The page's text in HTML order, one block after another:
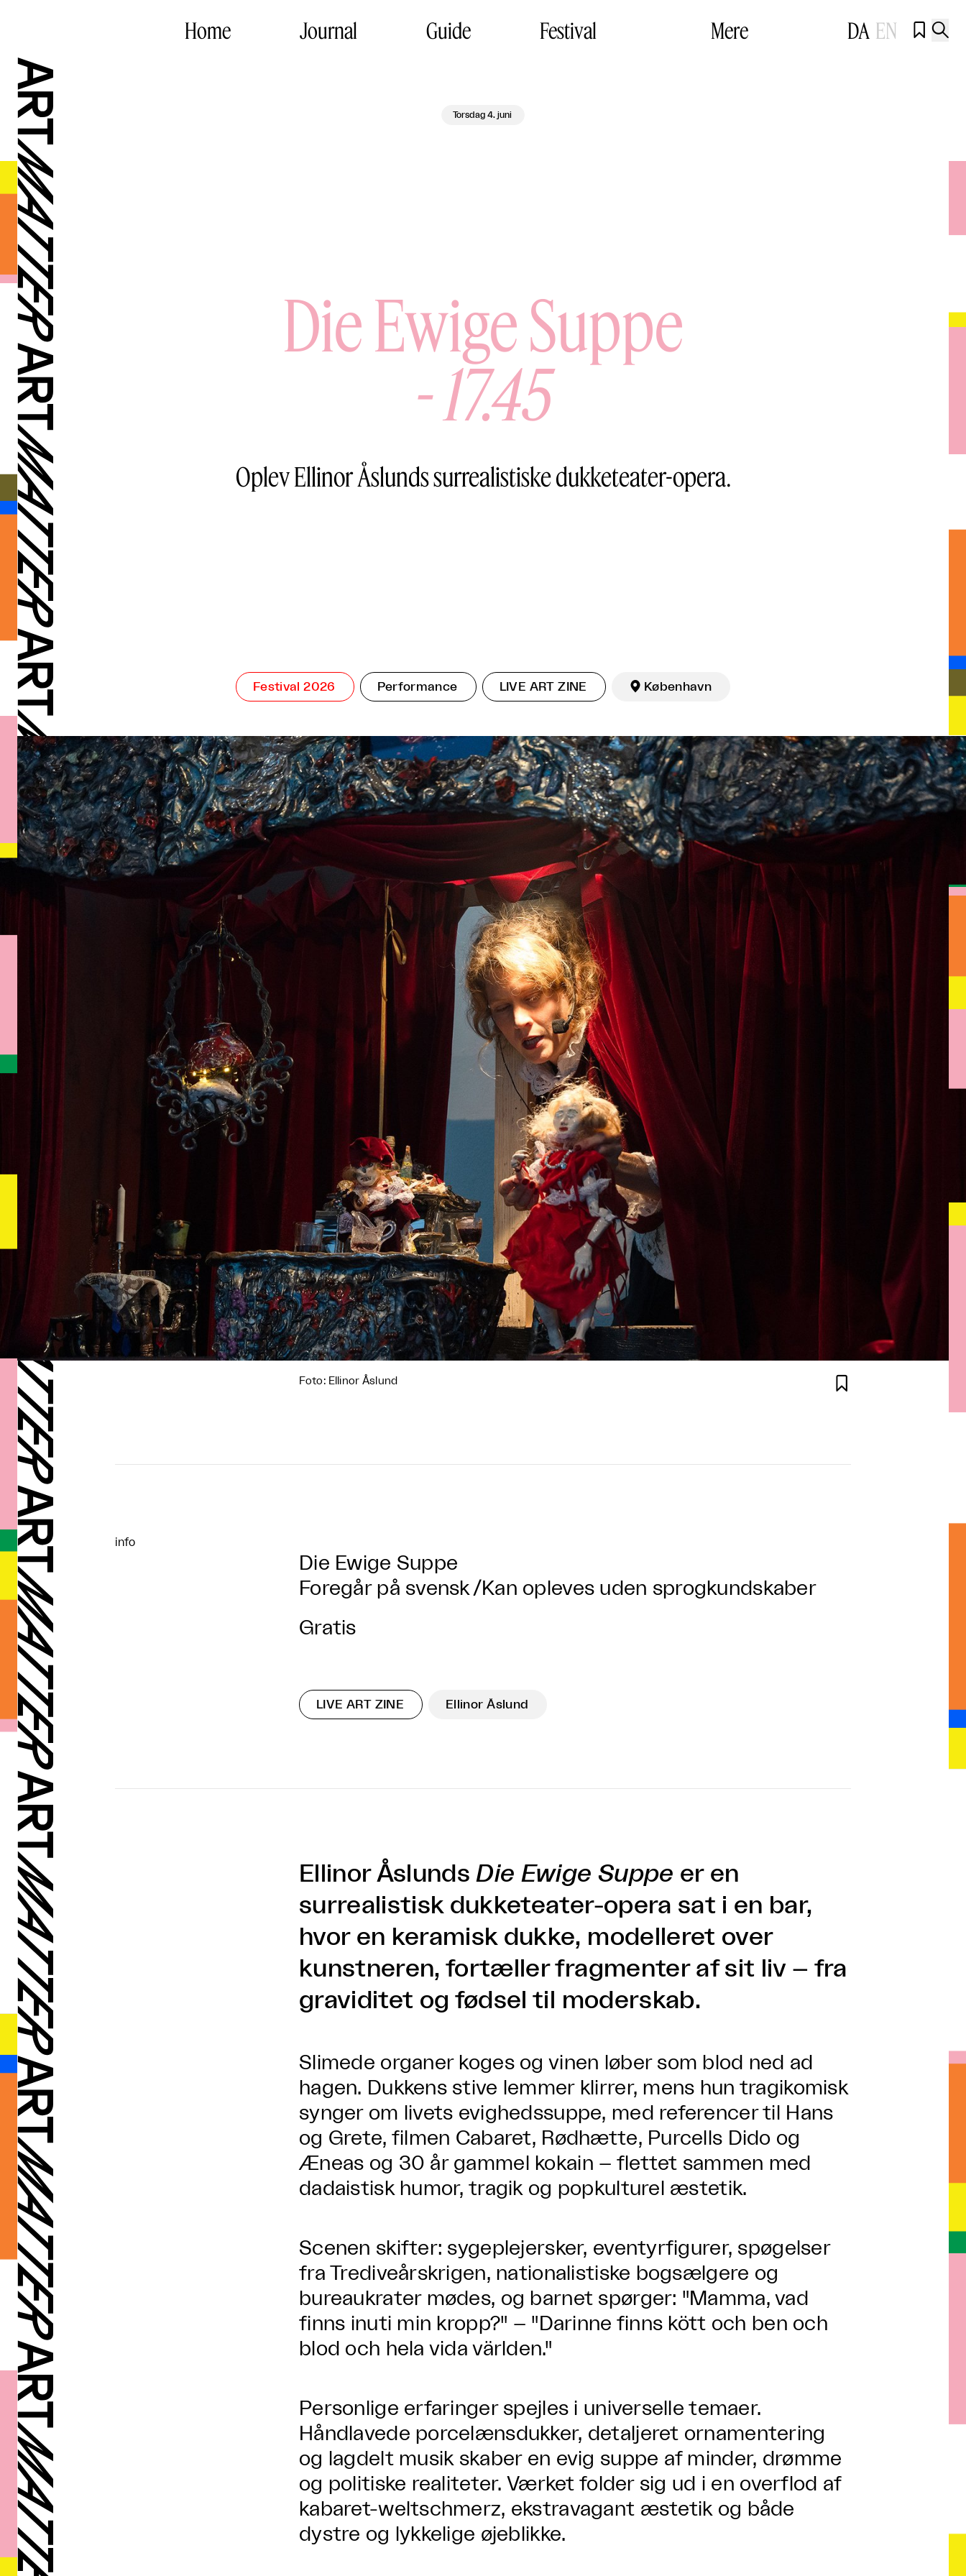
Home Journal Guide Festival Mere DA EN  
Torsdag 4. juni
Die Ewige Suppe
-17.45
Oplev Ellinor Åslunds surrealistiske dukketeater-opera.
Festival 2026 Performance LIVE ART ZINE  København
Foto: Ellinor Åslund 
info
Die Ewige Suppe
Foregår på svensk /Kan opleves uden sprogkundskaber
Gratis
LIVE ART ZINE Ellinor Åslund
Ellinor Åslunds Die Ewige Suppe er en
surrealistisk dukketeater-opera sat i en bar,
hvor en keramisk dukke, modelleret over
kunstneren, fortæller fragmenter af sit liv – fra
graviditet og fødsel til moderskab.
Slimede organer koges og vinen løber som blod ned ad
hagen. Dukkens stive lemmer klirrer, mens hun tragikomisk
synger om livets evighedssuppe, med referencer til Hans
og Grete, filmen Cabaret, Rødhætte, Purcells Dido og
Æneas og 30 år gammel kokain – flettet sammen med
dadaistisk humor, tragik og popkulturel æstetik.
Scenen skifter: sygeplejersker, eventyrfigurer, spøgelser
fra Trediveårskrigen, nationalistiske bogsælgere og
bureaukrater mødes, og barnet spørger: "Mamma, vad
finns inuti min kropp?" – "Darinne finns kött och ben och
blod och hela vida världen."
Personlige erfaringer spejles i universelle temaer.
Håndlavede porcelænsdukker, detaljeret ornamentering
og lagdelt musik skaber en evig suppe af minder, drømme
og politiske realiteter. Værket folder sig ud i en overflod af
kabaret-weltschmerz, ekstravagant æstetik og både
dystre og lykkelige øjeblikke.